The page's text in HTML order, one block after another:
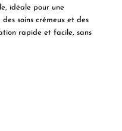
idéale pour une
soins crémeux et des
rapide et facile, sans